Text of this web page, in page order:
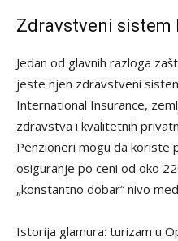
Zdravstveni
Jedan od glavnih razloga
jeste njen zdravstveni
International Insurance,
zdravstva i kvalitetnih
Penzioneri mogu da koriste
osiguranje po ceni od oko
„konstantno dobar“ nivo
Istorija glamura: turizam u